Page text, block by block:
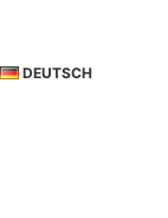
DEUTSCH